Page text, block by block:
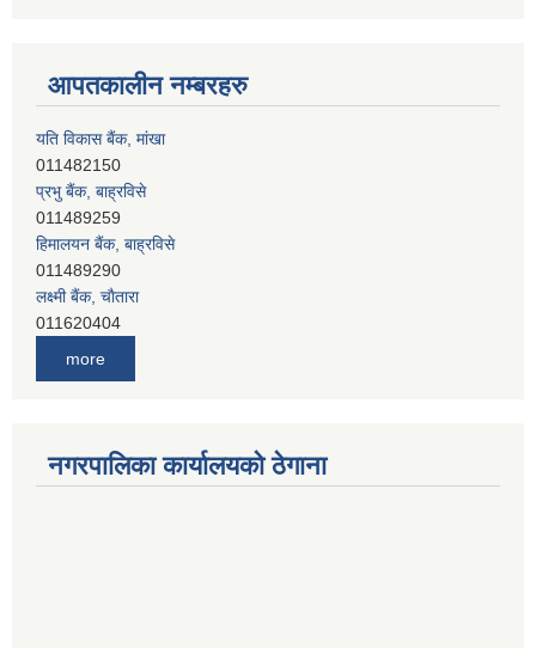
आपतकालीन नम्बरहरु
यति विकास बैंक, मांखा
प्रभु बैंक, बाह्रविसे
011489259
हिमालयन बैंक, बाह्रविसे
011489290
लक्ष्मी बैंक, चाैतारा
011620404
मेगा बैंक, चाैतारा
011620413
011401005
more
नगरपालिका कार्यालयको ठेगाना